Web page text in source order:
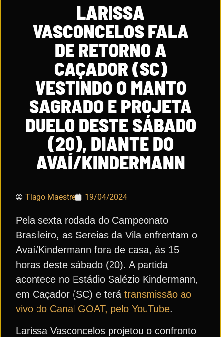
LARISSA
VASCONCELOS FALA
DE RETORNO A
CAÇADOR (SC)
VESTINDO O MANTO
SAGRADO E PROJETA
DUELO DESTE SÁBADO
(20), DIANTE DO
AVAÍ/KINDERMANN
Tiago Maestre 19/04/2024
Pela sexta rodada do Campeonato
Brasileiro, as Sereias da Vila enfrentam o
Avaí/Kindermann fora de casa, às 15
horas deste sábado (20). A partida
acontece no Estádio Salézio Kindermann,
em Caçador (SC) e terá transmissão ao
vivo do Canal GOAT, pelo YouTube.
Larissa Vasconcelos projetou o confronto